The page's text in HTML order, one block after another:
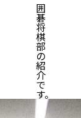
囲
碁
将
棋
部
の
紹
介
で
す。